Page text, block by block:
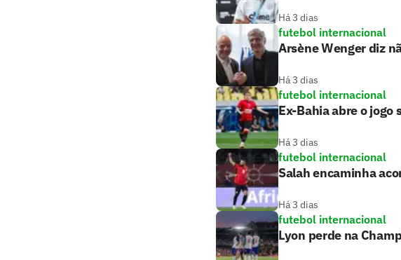
Há 3 dias
futebol internacional
Arsène Wenger diz
Há 3 dias
futebol internacional
Ex-Bahia abre o
Há 3 dias
futebol internacional
Salah encaminha
Há 3 dias
futebol internacional
Lyon perde na